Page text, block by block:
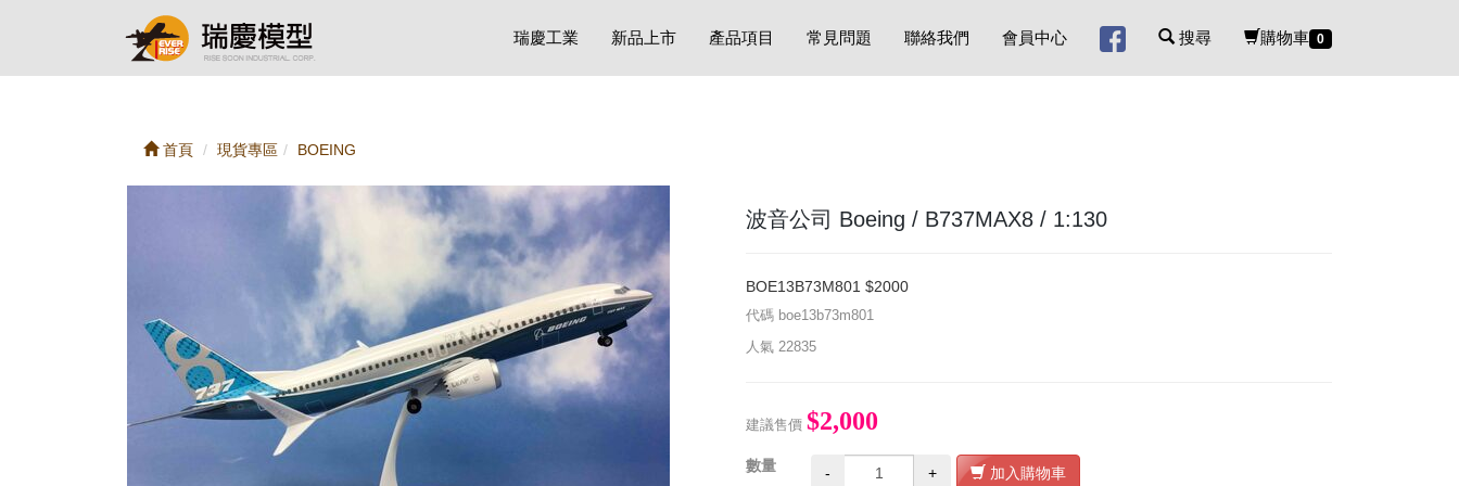
瑞慶工業 新品上市 產品項目 常見問題 聯絡我們 會員中心 搜尋 購物車 0
首頁 現貨專區 BOEING
波音公司 Boeing / B737MAX8 / 1:130
BOE13B73M801 $2000
代碼 boe13b73m801
人氣 22835
建議售價 $2,000
數量 - + 加入購物車